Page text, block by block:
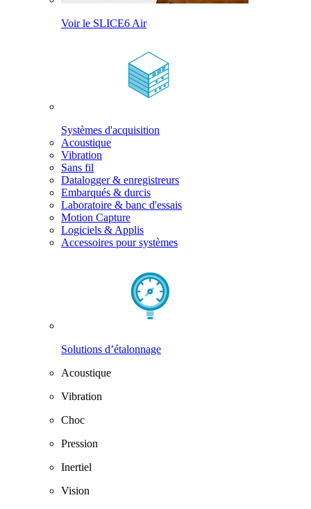
Voir le SLICE6 Air
Systèmes d'acquisition
Acoustique
Vibration
Sans fil
Datalogger & enregistreurs
Embarqués & durcis
Laboratoire & banc d'essais
Motion Capture
Logiciels & Applis
Accessoires pour systèmes
Solutions d’étalonnage
Acoustique
Vibration
Choc
Pression
Inertiel
Vision